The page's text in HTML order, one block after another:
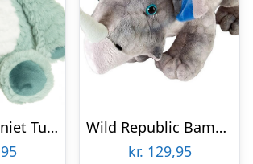
Teddykompaniet Tuffisar – Dinoen Dexter, 40 cm – bamser – Legekammeraten.dk
Wild Republic Bamse – Dinosaur – 11×27 – Triceratops
kr. 129,95